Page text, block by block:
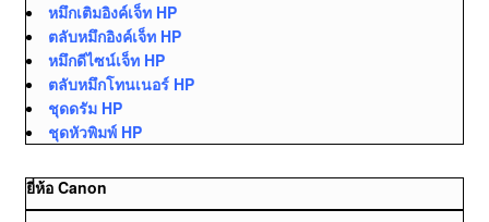
หมึกเติมอิงค์เจ็ท HP
ตลับหมึกอิงค์เจ็ท HP
หมึกดีไซน์เจ็ท HP
ตลับหมึกโทนเนอร์ HP
ชุดดรัม HP
ชุดหัวพิมพ์ HP
ยี่ห้อ Canon